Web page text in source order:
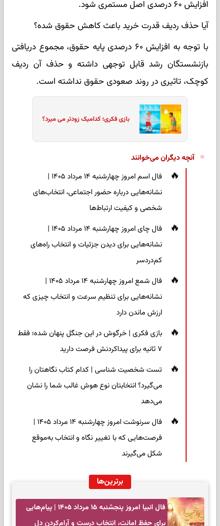
افزایش ۶۰ درصدی اصل مستمری شود.
آیا حذف ردیف قدرت خرید باعث کاهش حقوق شده؟
با توجه به افزایش ۶۰ درصدی پایه حقوق، مجموع دریافتی
بازنشستگان رشد قابل توجهی داشته و حذف آن ردیف
کوچک، تاثیری در روند صعودی حقوق نداشته است.
بازی فکری؛ کدامیک زودتر می میرد؟
آنچه دیگران می‌خوانند
فال اسم امروز چهارشنبه ۱۴ مرداد ۱۴۰۵ |
نشانه‌هایی درباره حضور اجتماعی، انتخاب‌های
شخصی و کیفیت ارتباط‌ها
فال چای امروز چهارشنبه ۱۴ مرداد ۱۴۰۵ |
نشانه‌هایی برای دیدن جزئیات و انتخاب راه‌های
کم‌دردسر
فال شمع امروز چهارشنبه ۱۴ مرداد ۱۴۰۵ |
نشانه‌هایی برای تنظیم سرعت و انتخاب چیزی که
ارزش ماندن دارد
بازی فکری | خرگوش در این جنگل پنهان شده؛ فقط
۷ ثانیه برای پیداکردنش فرصت دارید
تست شخصیت شناسی | کدام کتاب نگاهتان را
می‌گیرد؟ انتخابتان نوع هوش غالب شما را نشان
می‌دهد
فال سرنوشت امروز چهارشنبه ۱۴ مرداد ۱۴۰۵ |
فرصت‌هایی که با تغییر نگاه و انتخاب به‌موقع
شکل می‌گیرند
برترین‌ها
فال انبیا امروز پنجشنبه ۱۵ مرداد ۱۴۰۵ | پیام‌هایی
برای حفظ امانت، انتخاب درست و آرام‌کردن دل